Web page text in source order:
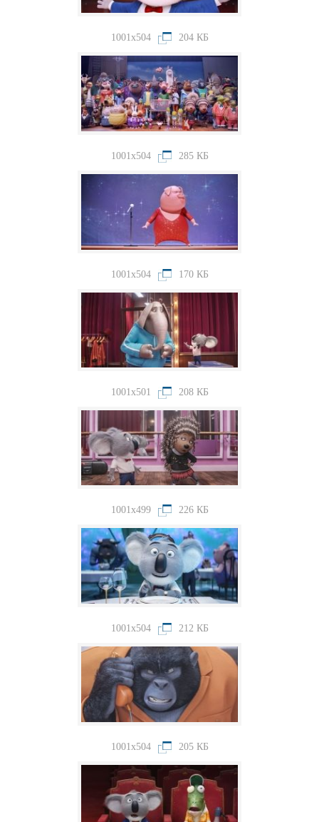
1001x504 204 КБ
1001x504 285 КБ
1001x504 170 КБ
1001x501 208 КБ
1001x499 226 КБ
1001x504 212 КБ
1001x504 205 КБ